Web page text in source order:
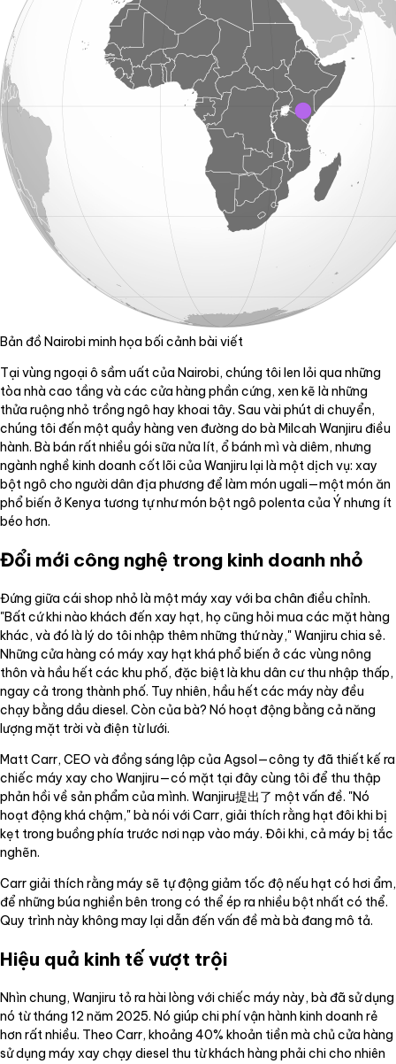
Bản đồ Nairobi minh họa bối cảnh bài viết
Tại vùng ngoại ô sầm uất của Nairobi, chúng tôi len lỏi qua những
tòa nhà cao tầng và các cửa hàng phần cứng, xen kẽ là những
thửa ruộng nhỏ trồng ngô hay khoai tây. Sau vài phút di chuyển,
chúng tôi đến một quầy hàng ven đường do bà Milcah Wanjiru điều
hành. Bà bán rất nhiều gói sữa nửa lít, ổ bánh mì và diêm, nhưng
ngành nghề kinh doanh cốt lõi của Wanjiru lại là một dịch vụ: xay
bột ngô cho người dân địa phương để làm món ugali—một món ăn
phổ biến ở Kenya tương tự như món bột ngô polenta của Ý nhưng ít
béo hơn.
Đổi mới công nghệ trong kinh doanh nhỏ
Đứng giữa cái shop nhỏ là một máy xay với ba chân điều chỉnh.
"Bất cứ khi nào khách đến xay hạt, họ cũng hỏi mua các mặt hàng
khác, và đó là lý do tôi nhập thêm những thứ này," Wanjiru chia sẻ.
Những cửa hàng có máy xay hạt khá phổ biến ở các vùng nông
thôn và hầu hết các khu phố, đặc biệt là khu dân cư thu nhập thấp,
ngay cả trong thành phố. Tuy nhiên, hầu hết các máy này đều
chạy bằng dầu diesel. Còn của bà? Nó hoạt động bằng cả năng
lượng mặt trời và điện từ lưới.
Matt Carr, CEO và đồng sáng lập của Agsol—công ty đã thiết kế ra
chiếc máy xay cho Wanjiru—có mặt tại đây cùng tôi để thu thập
phản hồi về sản phẩm của mình. Wanjiru提出了 một vấn đề. "Nó
hoạt động khá chậm," bà nói với Carr, giải thích rằng hạt đôi khi bị
kẹt trong buồng phía trước nơi nạp vào máy. Đôi khi, cả máy bị tắc
nghẽn.
Carr giải thích rằng máy sẽ tự động giảm tốc độ nếu hạt có hơi ẩm,
để những búa nghiền bên trong có thể ép ra nhiều bột nhất có thể.
Quy trình này không may lại dẫn đến vấn đề mà bà đang mô tả.
Hiệu quả kinh tế vượt trội
Nhìn chung, Wanjiru tỏ ra hài lòng với chiếc máy này, bà đã sử dụng
nó từ tháng 12 năm 2025. Nó giúp chi phí vận hành kinh doanh rẻ
hơn rất nhiều. Theo Carr, khoảng 40% khoản tiền mà chủ cửa hàng
sử dụng máy xay chạy diesel thu từ khách hàng phải chi cho nhiên